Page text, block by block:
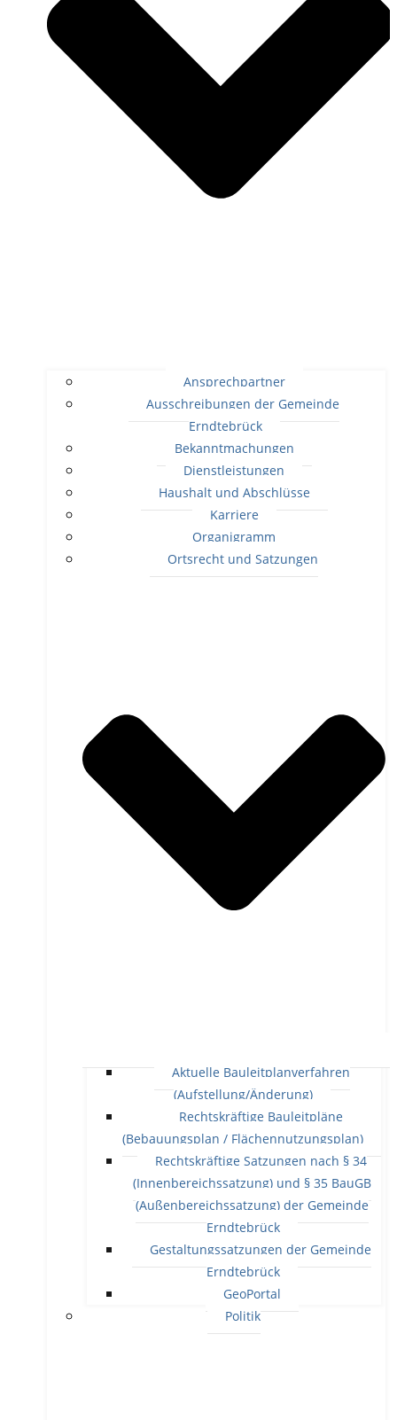
Ansprechpartner
Ausschreibungen der Gemeinde
Erndtebrück
Bekanntmachungen
Dienstleistungen
Haushalt und Abschlüsse
Karriere
Organigramm
Ortsrecht und Satzungen
Aktuelle Bauleitplanverfahren
(Aufstellung/Änderung)
Rechtskräftige Bauleitpläne
(Bebauungsplan / Flächennutzungsplan)
Rechtskräftige Satzungen nach § 34
(Innenbereichssatzung) und § 35 BauGB
(Außenbereichssatzung) der Gemeinde
Erndtebrück
Gestaltungssatzungen der Gemeinde
Erndtebrück
GeoPortal
Politik